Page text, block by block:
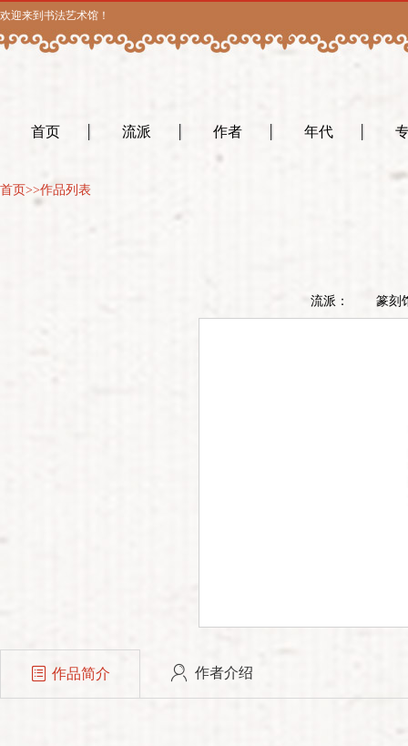
欢迎来到书法艺术馆！
首页 流派 作者 年代
首页>>作品列表
流派： 篆刻
作品简介 作者介绍